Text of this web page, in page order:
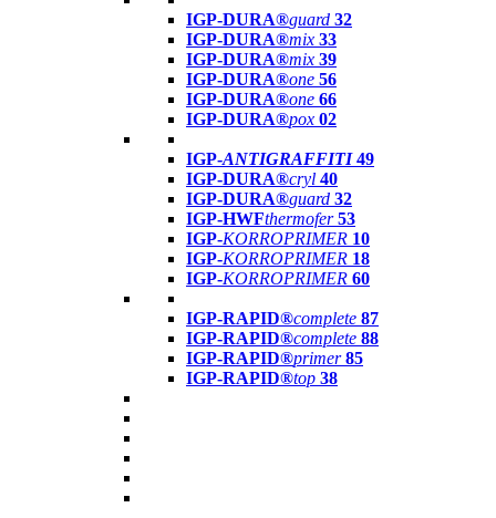
IGP-DURA®guard 32
IGP-DURA®mix 33
IGP-DURA®mix 39
IGP-DURA®one 56
IGP-DURA®one 66
IGP-DURA®pox 02
IGP-ANTIGRAFFITI49
IGP-DURA®cryl 40
IGP-DURA®guard 32
IGP-HWFthermofer 53
IGP-KORROPRIMER 10
IGP-KORROPRIMER 18
IGP-KORROPRIMER 60
IGP-RAPID®complete 87
IGP-RAPID®complete 88
IGP-RAPID®primer 85
IGP-RAPID®top 38